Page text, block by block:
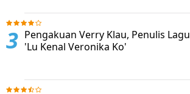
Pengakuan Verry Klau, Penulis Lagu
'Lu Kenal Veronika Ko'